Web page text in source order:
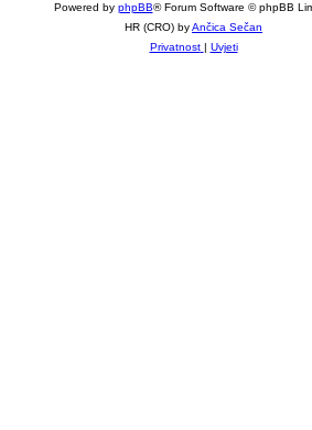
Powered by phpBB® Forum Software © phpBB
HR (CRO) byAnčica Sečan
Privatnost | Uvjeti